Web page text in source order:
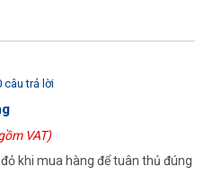
từ nhựa ABS cứng cáp, bảo
khỏi những tác động xấu từ
câu trả lời
VAT)
khi mua hàng để tuân thủ đúng